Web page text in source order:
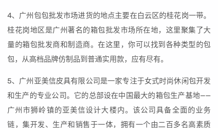
4、广州包包批发市场进货的地点主要在白云区的桂花岗一带。
桂花岗地区是广州著名的箱包批发市场所在地，这里聚集了大
量的箱包批发商和制造商。在这里，你可以找到各种类型的包
包，从高档品牌仿制品到普通实用款，应有尽有。
5、广州亚美信皮具有限公司是一家专注于女式时尚休闲包开发
和生产的专业公司。它的总部设在中国最大的箱包生产基地——
广州市狮岭镇的亚美信设计大楼内。该公司具备全面的业务
链，集开发、生产和销售于一体，拥有一个由二百多名高素质